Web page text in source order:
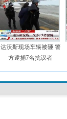
达沃斯现场车辆被砸 警
方逮捕7名抗议者